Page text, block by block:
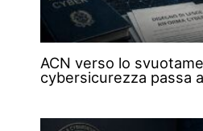
ACN verso lo
cybersicurezza passa